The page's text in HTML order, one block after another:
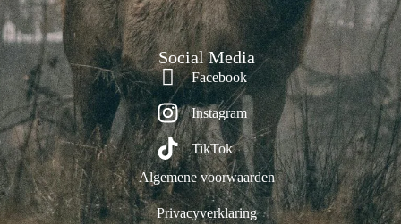
Social Media
Facebook
Instagram
TikTok
Algemene voorwaarden
Privacyverklaring